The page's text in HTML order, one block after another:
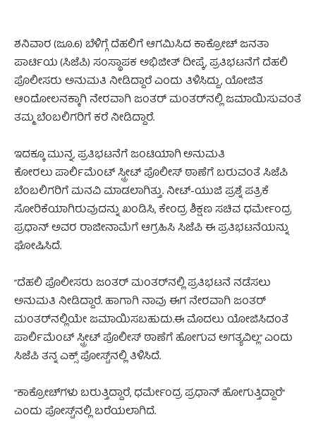
ಶನಿವಾರ (ಜೂ.6) ಬೆಳಿಗ್ಗೆ ದೆಹಲಿಗೆ ಆಗಮಿಸಿದ ಕಾಕ್ರೋಚ್ ಜನತಾ
ಪಾರ್ಟಿಯ (ಸಿಜೆಪಿ) ಸಂಸ್ಥಾಪಕ ಅಭಿಜೀತ್ ದೀಪ್ಕೆ, ಪ್ರತಿಭಟನೆಗೆ ದೆಹಲಿ
ಪೊಲೀಸರು ಅನುಮತಿ ನೀಡಿದ್ದಾರೆ ಎಂದು ತಿಳಿಸಿದ್ದು, ಯೋಜಿತ
ಆಂದೋಲನಕ್ಕಾಗಿ ನೇರವಾಗಿ ಜಂತರ್ ಮಂತರ್‌ನಲ್ಲಿ ಜಮಾಯಿಸುವಂತೆ
ತಮ್ಮ ಬೆಂಬಲಿಗರಿಗೆ ಕರೆ ನೀಡಿದ್ದಾರೆ.
ಇದಕ್ಕೂ ಮುನ್ನ, ಪ್ರತಿಭಟನೆಗೆ ಜಂಟಿಯಾಗಿ ಅನುಮತಿ
ಕೋರಲು ಪಾರ್ಲಿಮೆಂಟ್ ಸ್ಟ್ರೀಟ್ ಪೊಲೀಸ್ ಠಾಣೆಗೆ ಬರುವಂತೆ ಸಿಜೆಪಿ
ಬೆಂಬಲಿಗರಿಗೆ ಮನವಿ ಮಾಡಲಾಗಿತ್ತು. ನೀಟ್-ಯುಜಿ ಪ್ರಶ್ನೆ ಪತ್ರಿಕೆ
ಸೋರಿಕೆಯಾಗಿರುವುದನ್ನು ಖಂಡಿಸಿ, ಕೇಂದ್ರ ಶಿಕ್ಷಣ ಸಚಿವ ಧರ್ಮೇಂದ್ರ
ಪ್ರಧಾನ್ ಅವರ ರಾಜೀನಾಮೆಗೆ ಆಗ್ರಹಿಸಿ ಸಿಜೆಪಿ ಈ ಪ್ರತಿಭಟನೆಯನ್ನು
ಘೋಷಿಸಿದೆ.
“ದೆಹಲಿ ಪೊಲೀಸರು ಜಂತರ್ ಮಂತರ್‌ನಲ್ಲಿ ಪ್ರತಿಭಟನೆ ನಡೆಸಲು
ಅನುಮತಿ ನೀಡಿದ್ದಾರೆ. ಹಾಗಾಗಿ ನಾವು ಈಗ ನೇರವಾಗಿ ಜಂತರ್
ಮಂತರ್‌ನಲ್ಲಿಯೇ ಜಮಾಯಿಸಬಹುದು.ಈ ಮೊದಲು ಯೋಜಿಸಿದಂತೆ
ಪಾರ್ಲಿಮೆಂಟ್ ಸ್ಟ್ರೀಟ್ ಪೊಲೀಸ್ ಠಾಣೆಗೆ ಹೋಗುವ ಅಗತ್ಯವಿಲ್ಲ” ಎಂದು
ಸಿಜೆಪಿ ತನ್ನ ಎಕ್ಸ್ ಪೋಸ್ಟ್‌ನಲ್ಲಿ ತಿಳಿಸಿದೆ.
“ಕಾಕ್ರೋಚ್‌ಗಳು ಬರುತ್ತಿದ್ದಾರೆ, ಧರ್ಮೇಂದ್ರ ಪ್ರಧಾನ್ ಹೋಗುತ್ತಿದ್ದಾರೆ”
ಎಂದು ಪೋಸ್ಟ್‌ನಲ್ಲಿ ಬರೆಯಲಾಗಿದೆ.